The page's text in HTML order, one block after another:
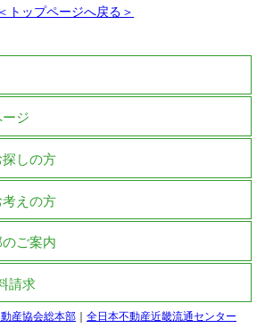
＜トップページへ戻る＞
ジ
しの方
考えの方
ご案内
請求
産協会総本部 全日本不動産近畿流通センター